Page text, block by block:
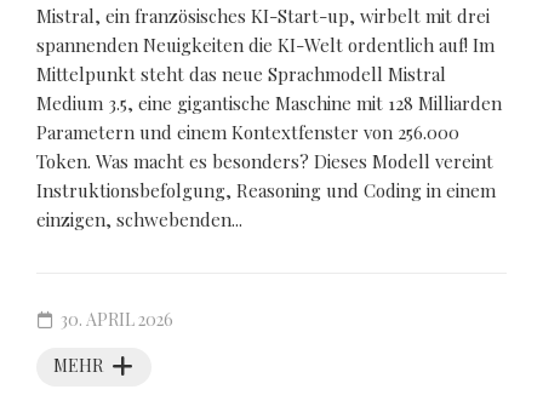
Mistral, ein französisches KI-Start-up, wirbelt mit drei
spannenden Neuigkeiten die KI-Welt ordentlich auf! Im
Mittelpunkt steht das neue Sprachmodell Mistral
Medium 3.5, eine gigantische Maschine mit 128 Milliarden
Parametern und einem Kontextfenster von 256.000
Token. Was macht es besonders? Dieses Modell vereint
Instruktionsbefolgung, Reasoning und Coding in einem
einzigen, schwebenden...
MEHR
30. APRIL 2026